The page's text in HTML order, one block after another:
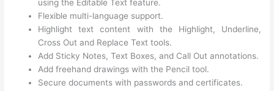
using the Editable Text feature.
Flexible multi-language support.
Highlight text content with the Highlight, Underline,
Cross Out and Replace Text tools.
Add Sticky Notes, Text Boxes, and Call Out annotations.
Add freehand drawings with the Pencil tool.
Secure documents with passwords and certificates.